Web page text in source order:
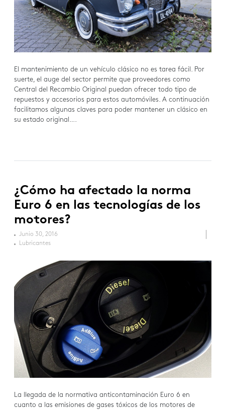
El mantenimiento de un vehículo clásico no es tarea fácil. Por
suerte, el auge del sector permite que proveedores como
Central del Recambio Original puedan ofrecer todo tipo de
repuestos y accesorios para estos automóviles. A continuación
facilitamos algunas claves para poder mantener un clásico en
su estado original….
¿Cómo ha afectado la norma
Euro 6 en las tecnologías de los
motores?
Junio 30, 2016
Lubricantes
La llegada de la normativa anticontaminación Euro 6 en
cuanto a las emisiones de gases tóxicos de los motores de